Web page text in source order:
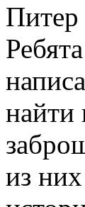
Питер
найти
из